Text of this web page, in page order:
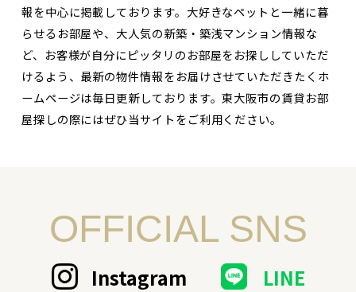
報を中心に掲載しております。大好きなペットと一緒に暮
らせるお部屋や、大人気の新築・築浅マンション情報な
ど、お客様が自分にピッタリのお部屋をお探ししていただ
けるよう、最新の物件情報をお届けさせていただきたくホ
ームページは毎日更新しております。東大阪市の賃貸お部
屋探しの際にはぜひ当サイトをご利用ください。
OFFICIAL SNS
Instagram LINE